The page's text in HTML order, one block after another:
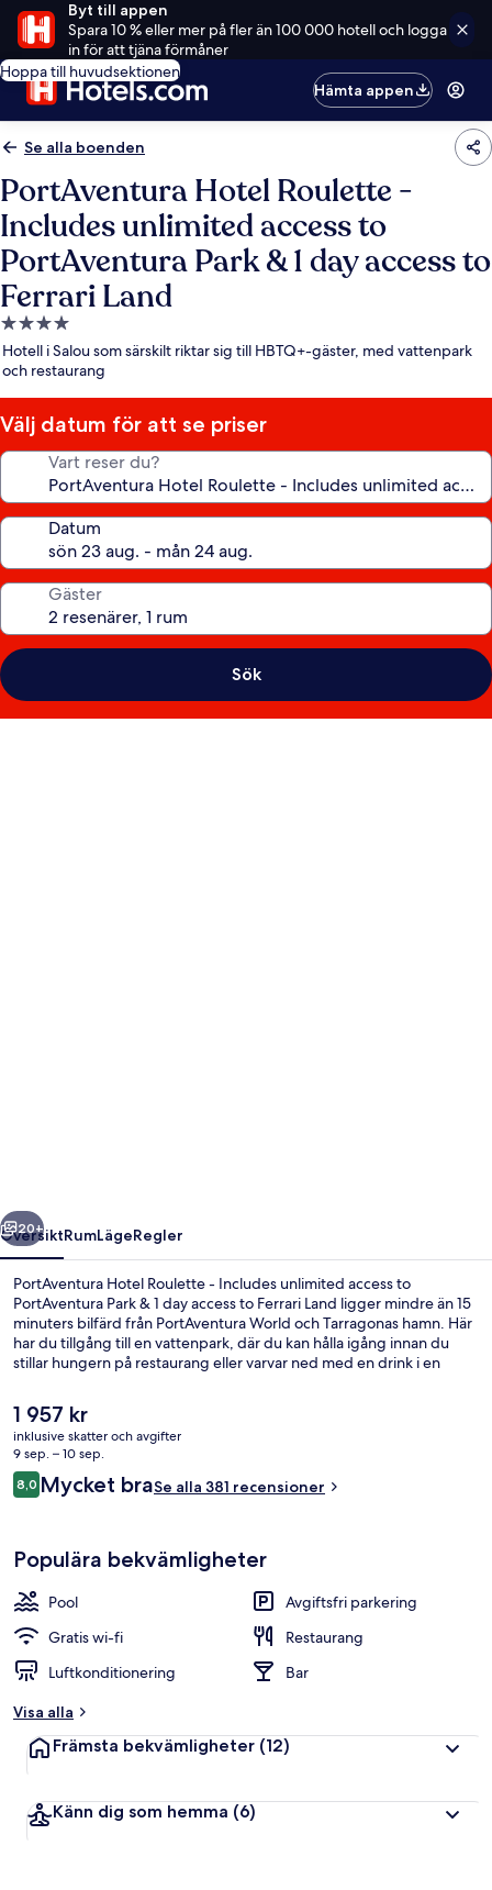
Byt till appen
Spara 10 % eller mer på fler än 100 000 hotell och logga
in för att tjäna förmåner
Hoppa till huvudsektionen
Hämta appen
Se alla boenden
PortAventura Hotel Roulette -
Includes unlimited access to
PortAventura Park & 1 day access to
Ferrari Land
4.0-
stjärnigt
boende
Hotell i Salou som särskilt riktar sig till HBTQ+-gäster, med vattenpark
och restaurang
Välj datum för att se priser
Vart reser du?
Datum
Gäster
Sök
access
to
PortAventura
Park
&
day
access
to
Land
Nästa
20+
ÖversiktRumLägeRegler
PortAventura Hotel Roulette - Includes unlimited access to
PortAventura Park & 1 day access to Ferrari Land ligger mindre än 15
minuters bilfärd från PortAventura World och Tarragonas hamn. Här
har du tillgång till en vattenpark, där du kan hålla igång innan du
stillar hungern på restaurang eller varvar ned med en drink i en
nöjesparken, en säsongsöppen utomhuspool och en barnpool.
Det
nuvarande
priset
är
1 957 kr
1 957 kr
inklusive skatter och avgifter
9 sep. – 10 sep.
Recensioner
8,08,0 av 10,
Mycket braSe alla 381 recensioner
Populära bekvämligheter
Pool
Avgiftsfri parkering
Gratis wi-fi
Restaurang
Luftkonditionering
Bar
Visa alla
Främsta bekvämligheter (12)
Känn dig som hemma (6)